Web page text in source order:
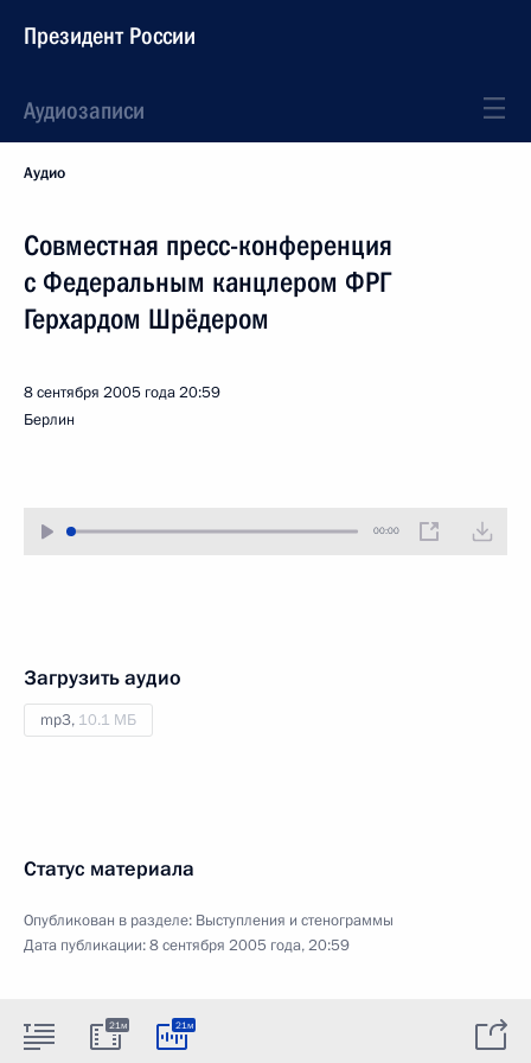
Президент России
Аудиозаписи
Аудио
Совместная пресс-конференция
с Федеральным канцлером ФРГ
Герхардом Шрёдером
8 сентября 2005 года20:59
Берлин
00:00
Загрузить аудио
mp3, 10.1 МБ
Статус материала
Опубликован в разделе: Выступления и стенограммы
Дата публикации:8 сентября 2005 года, 20:59
21м 21м